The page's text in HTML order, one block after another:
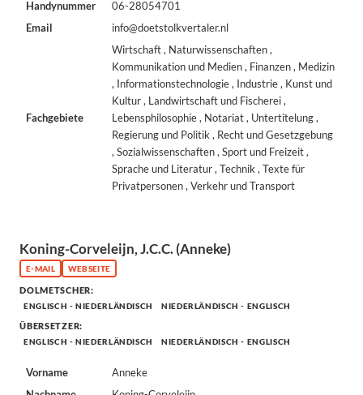
Handynummer
06-28054701
Email
info@doetstolkvertaler.nl
Fachgebiete
Wirtschaft , Naturwissenschaften ,
Kommunikation und Medien , Finanzen , Medizin
, Informationstechnologie , Industrie , Kunst und
Kultur , Landwirtschaft und Fischerei ,
Lebensphilosophie , Notariat , Untertitelung ,
Regierung und Politik , Recht und Gesetzgebung
, Sozialwissenschaften , Sport und Freizeit ,
Sprache und Literatur , Technik , Texte für
Privatpersonen , Verkehr und Transport
Koning-Corveleijn, J.C.C. (Anneke)
E-MAIL WEBSEITE
DOLMETSCHER:
ENGLISCH - NIEDERLÄNDISCH NIEDERLÄNDISCH - ENGLISCH
ÜBERSETZER:
ENGLISCH - NIEDERLÄNDISCH NIEDERLÄNDISCH - ENGLISCH
Vorname
Anneke